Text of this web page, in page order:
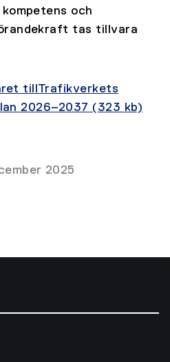
och
tas tillvara
tillTrafikverkets
2026–2037 (323 kb)
2025